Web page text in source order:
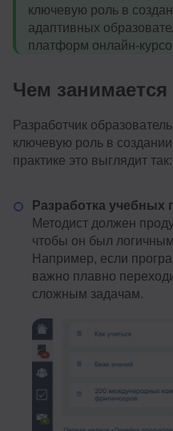
ключевую роль в
адаптивных
платформ онлайн-
Чем занимается
Разработчик
ключевую роль в
практике это выглядит так:
Разработка учебных
Методист должен
чтобы он был
Например, если
важно плавно
сложным задачам.